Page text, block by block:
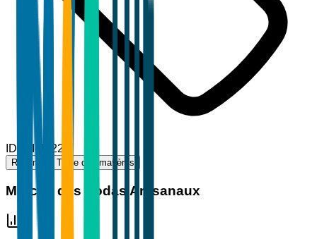
ID TBI-41221
Résumé Table des matières
Marché des Sodas Artisanaux